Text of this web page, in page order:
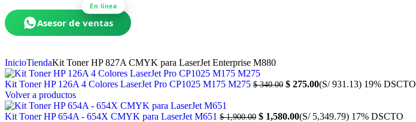
En línea
Asesor de ventas
InicioTiendaKit Toner HP 827A CMYK para LaserJet Enterprise M880
Kit Toner HP 126A 4 Colores LaserJet Pro CP1025 M175 M275 $340.00 $ 275.00(S/ 931.13) 19% DSCTO
Volver a productos
Kit Toner HP 654A - 654X CMYK para LaserJet M651 $1,900.00 $ 1,580.00(S/ 5,349.79) 17% DSCTO